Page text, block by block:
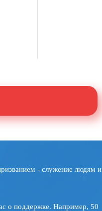
- служение людям и
о поддержке. Например, 50